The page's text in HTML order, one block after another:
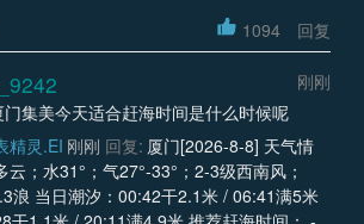
1094 回复
刚刚
集美今天适合赶海时间是什么时候呢
精灵.EI 刚刚 回复: 厦门[2026-8-8] 天气情
云；水31°；气27°-33°；2-3级西南风；
浪 当日潮汐：00:42干2.1米 / 06:41满5米